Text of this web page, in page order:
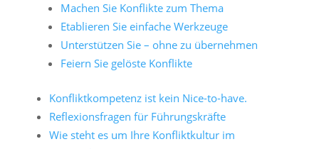
Machen Sie Konflikte zum Thema
Etablieren Sie einfache Werkzeuge
Unterstützen Sie – ohne zu übernehmen
Feiern Sie gelöste Konflikte
Konfliktkompetenz ist kein Nice-to-have.
Reflexionsfragen für Führungskräfte
Wie steht es um Ihre Konfliktkultur im